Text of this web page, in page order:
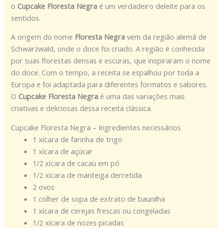
o Cupcake Floresta Negra é um verdadeiro deleite para os
sentidos.
A origem do nome Floresta Negra vem da região alemã de
Schwarzwald, onde o doce foi criado. A região é conhecida
por suas florestas densas e escuras, que inspiraram o nome
do doce. Com o tempo, a receita se espalhou por toda a
Europa e foi adaptada para diferentes formatos e sabores.
O Cupcake Floresta Negra é uma das variações mais
criativas e deliciosas dessa receita clássica.
Cupcake Floresta Negra – Ingredientes necessários
1 xícara de farinha de trigo
1 xícara de açúcar
1/2 xícara de cacau em pó
1/2 xícara de manteiga derretida
2 ovos
1 colher de sopa de extrato de baunilha
1 xícara de cerejas frescas ou congeladas
1/2 xícara de nozes picadas